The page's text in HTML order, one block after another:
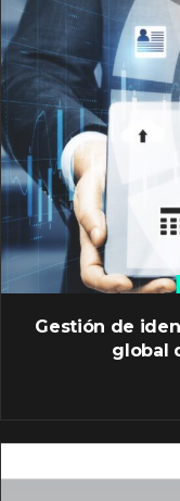
Gestión de
global